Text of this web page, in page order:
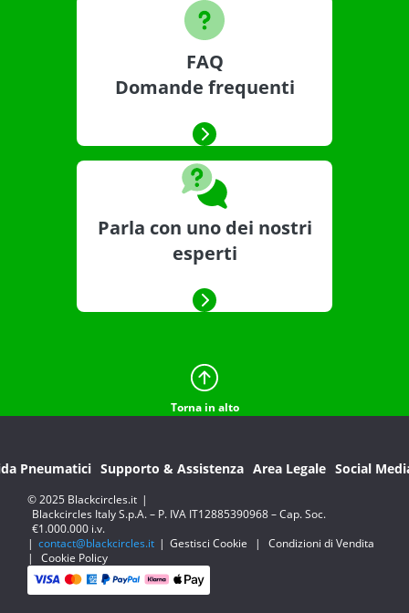
FAQ
Domande frequenti
Parla con uno dei nostri
esperti
Torna in alto
Pneumatici Supporto & Assistenza Area Legale Social
© 2025 Blackcircles.it |
Blackcircles Italy S.p.A. – P. IVA IT12885390968 – Cap. Soc.
€1.000.000 i.v.
| contact@blackcircles.it | Gestisci Cookie |
Condizioni di Vendita
|
Cookie Policy